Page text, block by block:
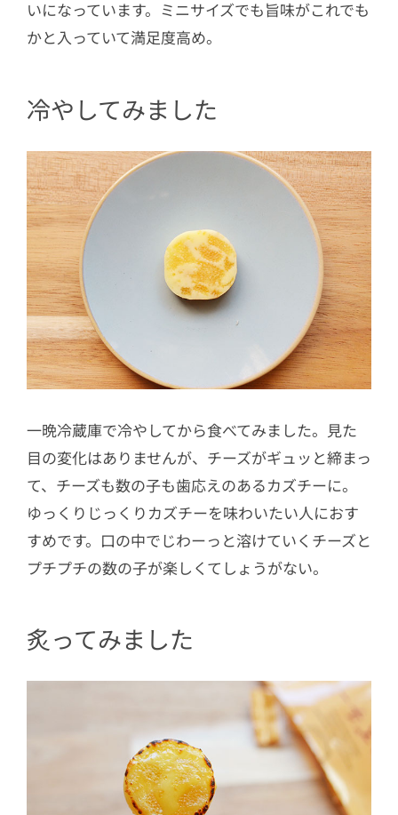
いになっています。ミニサイズでも旨味がこれでも
かと入っていて満足度高め。
冷やしてみました
一晩冷蔵庫で冷やしてから食べてみました。見た
目の変化はありませんが、チーズがギュッと締まっ
て、チーズも数の子も歯応えのあるカズチーに。
ゆっくりじっくりカズチーを味わいたい人におす
すめです。口の中でじわーっと溶けていくチーズと
プチプチの数の子が楽しくてしょうがない。
炙ってみました